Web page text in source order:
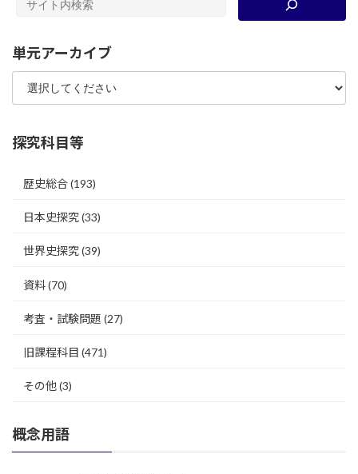
単元アーカイブ
探究科目等
歴史総合(193)
日本史探究(33)
世界史探究(39)
資料(70)
考査・試験問題 (27)
旧課程科目 (471)
その他(3)
概念用語